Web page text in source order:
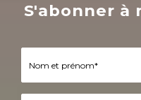
S'abonner